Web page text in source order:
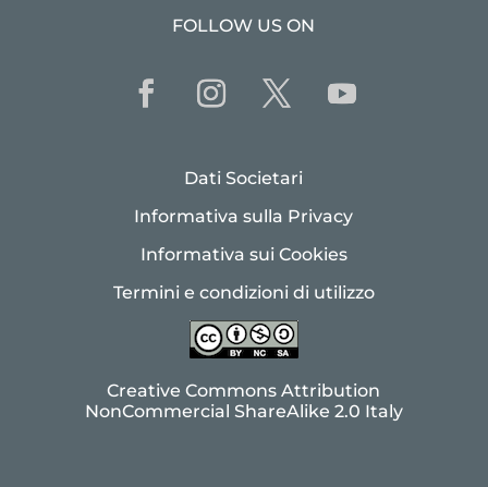
FOLLOW US ON
Dati Societari
Informativa sulla Privacy
Informativa sui Cookies
Termini e condizioni di utilizzo
Creative Commons Attribution
NonCommercial ShareAlike 2.0 Italy